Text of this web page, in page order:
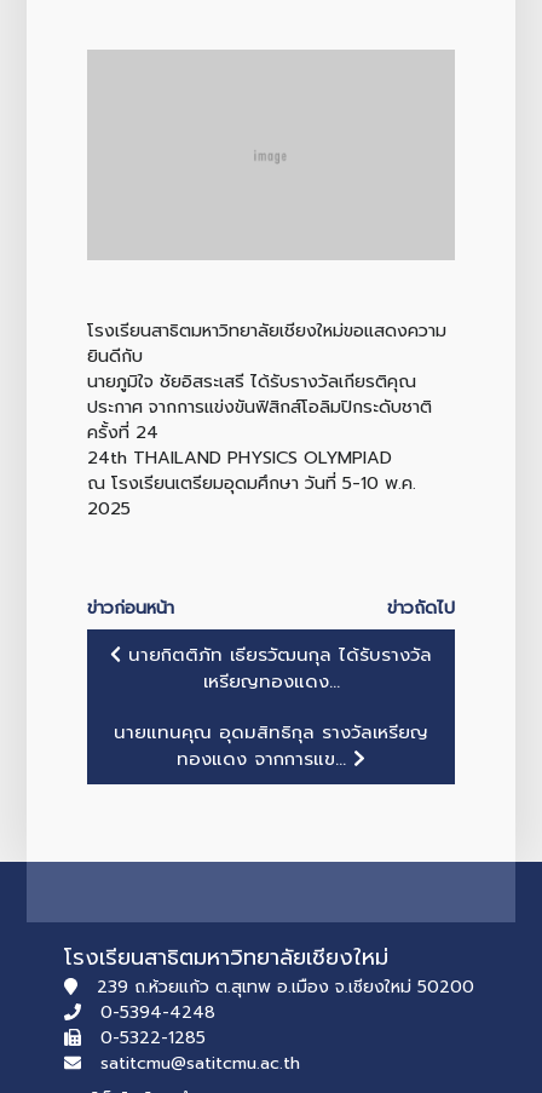
โรงเรียนสาธิตมหาวิทยาลัยเชียงใหม่ขอแสดงความ
ยินดีกับ
นายภูมิใจ ชัยอิสระเสรี ได้รับรางวัลเกียรติคุณ
ประกาศ จากการแข่งขันฟิสิกส์โอลิมปิกระดับชาติ
ครั้งที่ 24
24th THAILAND PHYSICS OLYMPIAD
ณ โรงเรียนเตรียมอุดมศึกษา วันที่ 5-10 พ.ค.
2025
ข่าวก่อนหน้า
ข่าวถัดไป
นายกิตติภัท เธียรวัฒนกุล ได้รับรางวัล
เหรียญทองแดง...
นายแทนคุณ อุดมสิทธิกุล รางวัลเหรียญ
ทองแดง จากการแข...
โรงเรียนสาธิตมหาวิทยาลัยเชียงใหม่
239 ถ.ห้วยแก้ว ต.สุเทพ อ.เมือง จ.เชียงใหม่ 50200
0-5394-4248
0-5322-1285
satitcmu@satitcmu.ac.th